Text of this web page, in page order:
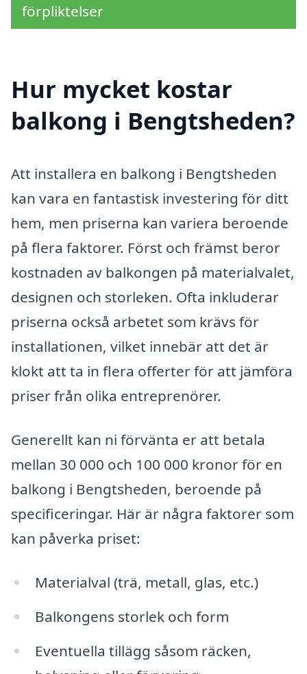
förpliktelser
Hur mycket kostar
balkong i Bengtsheden?
Att installera en balkong i Bengtsheden
kan vara en fantastisk investering för ditt
hem, men priserna kan variera beroende
på flera faktorer. Först och främst beror
kostnaden av balkongen på materialvalet,
designen och storleken. Ofta inkluderar
priserna också arbetet som krävs för
installationen, vilket innebär att det är
klokt att ta in flera offerter för att jämföra
priser från olika entreprenörer.
Generellt kan ni förvänta er att betala
mellan 30 000 och 100 000 kronor för en
balkong i Bengtsheden, beroende på
specificeringar. Här är några faktorer som
kan påverka priset:
Materialval (trä, metall, glas, etc.)
Balkongens storlek och form
Eventuella tillägg såsom räcken,